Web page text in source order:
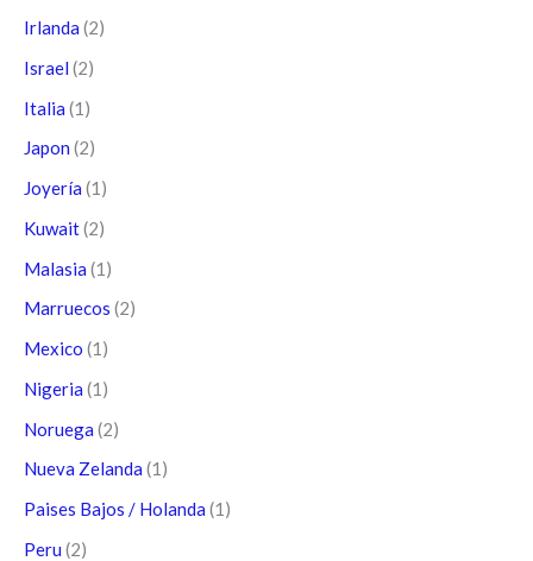
Irlanda (2)
Israel (2)
Italia (1)
Japon (2)
Joyería (1)
Kuwait(2)
Malasia (1)
Marruecos (2)
Mexico (1)
Nigeria (1)
Noruega (2)
Nueva Zelanda (1)
Paises Bajos / Holanda (1)
Peru (2)